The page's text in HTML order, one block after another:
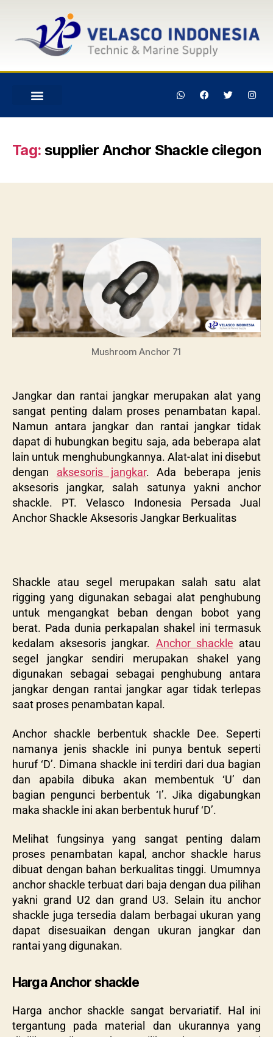
Tag: supplier Anchor Shackle cilegon
Mushroom Anchor 71
Jangkar dan rantai jangkar merupakan alat yang
sangat penting dalam proses penambatan kapal.
Namun antara jangkar dan rantai jangkar tidak
dapat di hubungkan begitu saja, ada beberapa alat
lain untuk menghubungkannya. Alat-alat ini disebut
dengan aksesoris jangkar. Ada beberapa jenis
aksesoris jangkar, salah satunya yakni anchor
shackle. PT. Velasco Indonesia Persada Jual
Anchor Shackle Aksesoris Jangkar Berkualitas
Shackle atau segel merupakan salah satu alat
rigging yang digunakan sebagai alat penghubung
untuk mengangkat beban dengan bobot yang
berat. Pada dunia perkapalan shakel ini termasuk
kedalam aksesoris jangkar. Anchor shackle atau
segel jangkar sendiri merupakan shakel yang
digunakan sebagai sebagai penghubung antara
jangkar dengan rantai jangkar agar tidak terlepas
saat proses penambatan kapal.
Anchor shackle berbentuk shackle Dee. Seperti
namanya jenis shackle ini punya bentuk seperti
huruf ‘D’. Dimana shackle ini terdiri dari dua bagian
dan apabila dibuka akan membentuk ‘U’ dan
bagian pengunci berbentuk ‘I’. Jika digabungkan
maka shackle ini akan berbentuk huruf ‘D’.
Melihat fungsinya yang sangat penting dalam
proses penambatan kapal, anchor shackle harus
dibuat dengan bahan berkualitas tinggi. Umumnya
anchor shackle terbuat dari baja dengan dua pilihan
yakni grand U2 dan grand U3. Selain itu anchor
shackle juga tersedia dalam berbagai ukuran yang
dapat disesuaikan dengan ukuran jangkar dan
rantai yang digunakan.
Harga Anchor shackle
Harga anchor shackle sangat bervariatif. Hal ini
tergantung pada material dan ukurannya yang